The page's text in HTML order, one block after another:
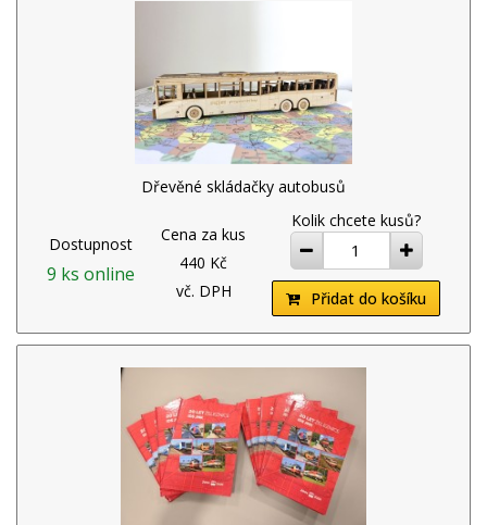
Dřevěné skládačky autobusů
Dostupnost
9 ks online
Cena za kus
440 Kč
vč. DPH
Kolik chcete kusů?
ubrat přidat
Přidat do košíku